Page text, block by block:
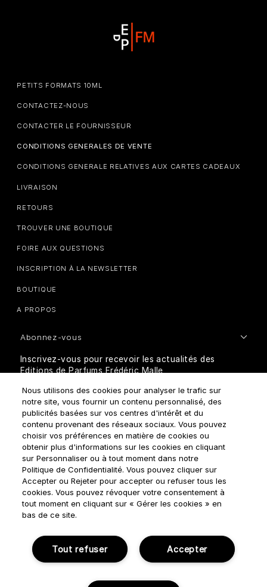
PETITS FORMATS 10ML
CONTACTEZ-NOUS
CONTACTER LE FOURNISSEUR
CONDITIONS GENERALES DE VENTE
CONDITIONS GENERALE RELATIVES AUX CARTES CADEAUX
LIVRAISON
RETOURS
TROUVER UNE BOUTIQUE
FOIRE AUX QUESTIONS
INSCRIPTION À LA NEWSLETTER
BOUTIQUE
A PROPOS
Abonnez-vous
Inscrivez-vous pour recevoir les actualités des
Editions de Parfums Frédéric Malle
Comment traitons-nous vos données personnelles?
Règles d'utilisation Politique de confidentialité
Nous utilisons des cookies pour analyser le trafic sur
notre site, vous fournir un contenu personnalisé, des
publicités basées sur vos centres d'intérêt et du
contenu provenant des réseaux sociaux. Vous pouvez
choisir vos préférences en matière de cookies ou
obtenir plus d'informations sur les cookies en cliquant
sur Personnaliser ou à tout moment dans notre
Politique de Confidentialité. Vous pouvez cliquer sur
Accepter ou Rejeter pour accepter ou refuser tous les
cookies. Vous pouvez révoquer votre consentement à
tout moment en cliquant sur « Gérer les cookies » en
bas de ce site.
Accepter
Tout refuser